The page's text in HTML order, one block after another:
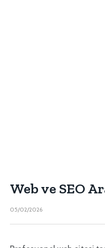
Web ve SEO
05/02/2026